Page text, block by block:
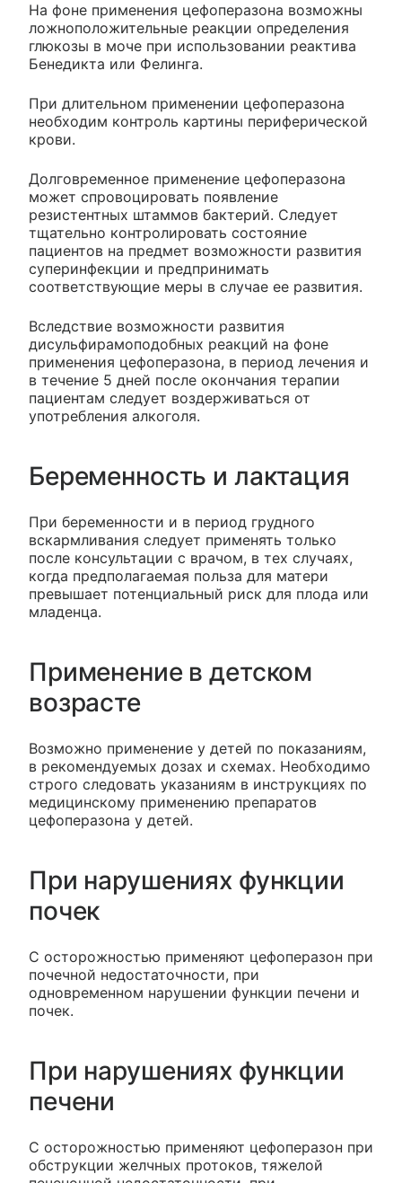
На фоне применения цефоперазона возможны
ложноположительные реакции определения
глюкозы в моче при использовании реактива
Бенедикта или Фелинга.
При длительном применении цефоперазона
необходим контроль картины периферической
крови.
Долговременное применение цефоперазона
может спровоцировать появление
резистентных штаммов бактерий. Следует
тщательно контролировать состояние
пациентов на предмет возможности развития
суперинфекции и предпринимать
соответствующие меры в случае ее развития.
Вследствие возможности развития
дисульфирамоподобных реакций на фоне
применения цефоперазона, в период лечения и
в течение 5 дней после окончания терапии
пациентам следует воздерживаться от
употребления алкоголя.
Беременность и лактация
При беременности и в период грудного
вскармливания следует применять только
после консультации с врачом, в тех случаях,
когда предполагаемая польза для матери
превышает потенциальный риск для плода или
младенца.
Применение в детском
возрасте
Возможно применение у детей по показаниям,
в рекомендуемых дозах и схемах. Необходимо
строго следовать указаниям в инструкциях по
медицинскому применению препаратов
цефоперазона у детей.
При нарушениях функции
почек
С осторожностью применяют цефоперазон при
почечной недостаточности, при
одновременном нарушении функции печени и
почек.
При нарушениях функции
печени
С осторожностью применяют цефоперазон при
обструкции желчных протоков, тяжелой